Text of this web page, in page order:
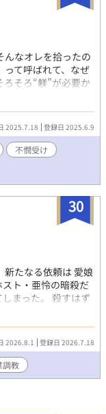
。これまでの作品を
ただけます！】
ピーエンドBL）
なオレを拾ったの
って呼ばれて、なぜ
そろ“躾”が必要か
気が潜んでいた。
赦なく絡め取られ
2025.7.18 登録日 2025.6.9
不憫受け
30
たなる依頼は 愛娘
ト・亜怜の暗殺だ
まった。 殺すはず
いいまま取ってお
うとする 狂気とうそ
2026.8.1 登録日 2026.7.18
調教